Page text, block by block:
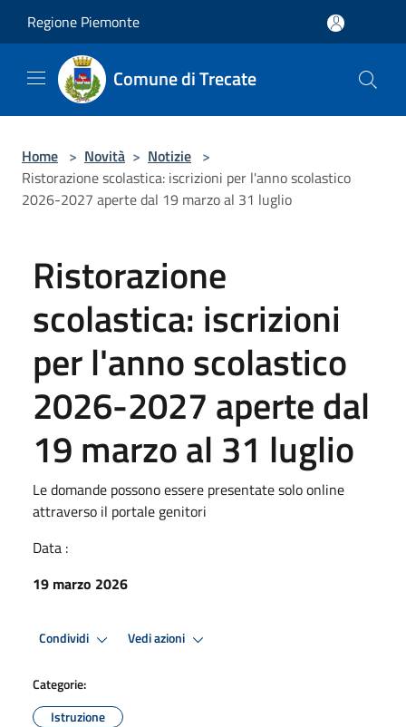
Regione Piemonte
Comune di Trecate
Home > Novità > Notizie >
Ristorazione scolastica: iscrizioni per l'anno scolastico
2026-2027 aperte dal 19 marzo al 31 luglio
Ristorazione
scolastica: iscrizioni
per l'anno scolastico
2026-2027 aperte dal
19 marzo al 31 luglio
Le domande possono essere presentate solo online
attraverso il portale genitori
Data :
19 marzo 2026
Condividi Vedi azioni
Categorie:
Istruzione